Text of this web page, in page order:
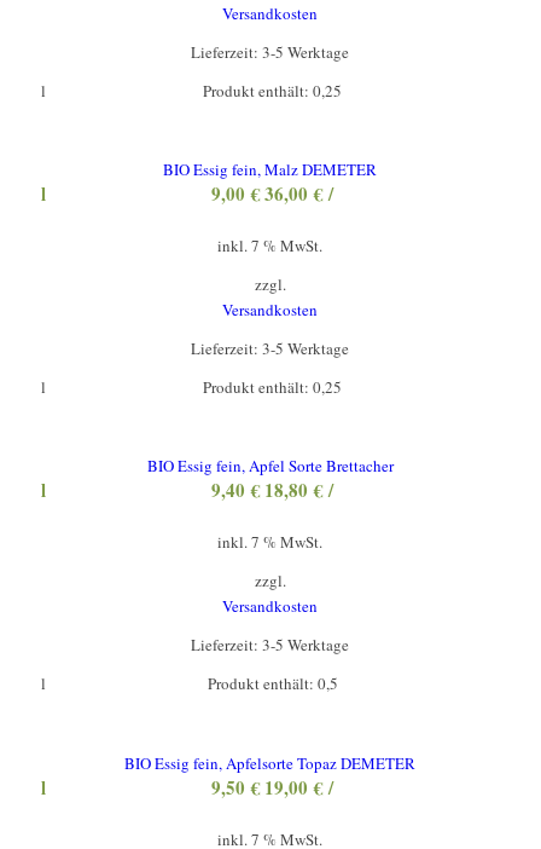
Versandkosten
Lieferzeit:3-5 Werktage
Produkt enthält: 0,25
l
BIO Essig fein, Malz DEMETER
9,00€36,00€/
l
inkl. 7 % MwSt.
zzgl.
Versandkosten
Lieferzeit:3-5 Werktage
Produkt enthält: 0,25
l
BIO Essig fein, Apfel Sorte Brettacher
9,40€18,80€/
l
inkl. 7 % MwSt.
zzgl.
Versandkosten
Lieferzeit:3-5 Werktage
Produkt enthält: 0,5
l
BIO Essig fein, Apfelsorte Topaz DEMETER
9,50€19,00€/
l
inkl. 7 % MwSt.